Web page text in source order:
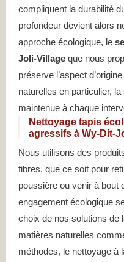
compliquent la durabilité
profondeur devient alors
approche écologique, le
Joli-Village que nous
préserve l’aspect
naturelles en particulier,
maintenue à chaque
Nettoyage tapis
agressifs à Wy-Dit-
Nous utilisons des
fibres, que ce soit pour
poussière ou venir à bout
engagement écologique
choix de nos solutions de
matières naturelles
méthodes, le nettoyage à